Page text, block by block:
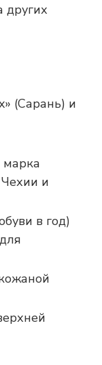
других
(Сарань) и
марка
и
в год)